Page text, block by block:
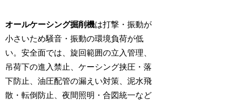
オールケーシング掘削機は打撃・振動が
小さいため騒音・振動の環境負荷が低
い。安全面では、旋回範囲の立入管理、
吊荷下の進入禁止、ケーシング挟圧・落
下防止、油圧配管の漏えい対策、泥水飛
散・転倒防止、夜間照明・合図統一など